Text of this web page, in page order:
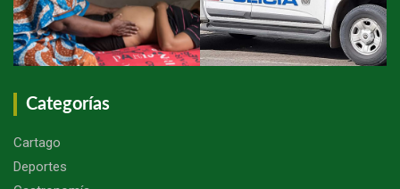
Categorías
Cartago
Deportes